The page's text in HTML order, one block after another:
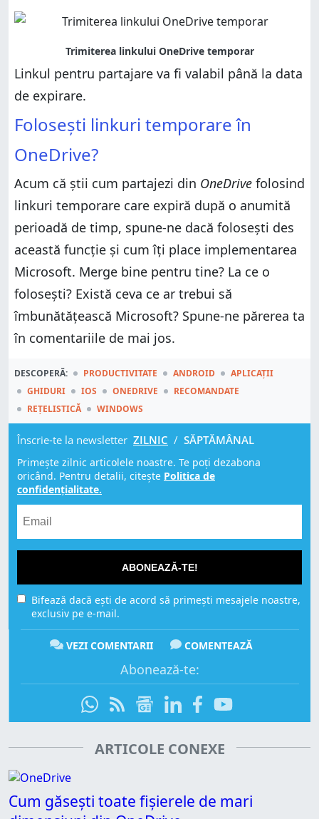
Linkul pentru partajare va fi valabil până la data
de expirare.
Folosești linkuri temporare în
OneDrive?
Acum că știi cum partajezi din OneDrive folosind
linkuri temporare care expiră după o anumită
perioadă de timp, spune-ne dacă folosești des
această funcție și cum îți place implementarea
Microsoft. Merge bine pentru tine? La ce o
folosești? Există ceva ce ar trebui să
îmbunătățească Microsoft? Spune-ne părerea ta
în comentariile de mai jos.
DESCOPERĂ: PRODUCTIVITATE ANDROID
APLICAȚII
GHIDURI
IOS ONEDRIVE
RECOMANDATE
REȚELISTICĂ
WINDOWS
Înscrie-te la newsletter ZILNIC / SĂPTĂMÂNAL
Primește zilnic articolele noastre. Te poți dezabona
oricând. Pentru detalii, citește Politica de
confidențialitate.
ABONEAZĂ-TE!
Bifează dacă ești de acord să primești mesajele noastre,
exclusiv pe e-mail.
VEZI COMENTARII COMENTEAZĂ
Abonează-te:
ARTICOLE CONEXE
Cum găsești toate fișierele de mari